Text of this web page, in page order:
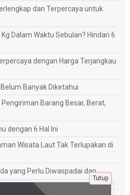
dan Terpercaya untuk
Dalam Waktu Sebulan? Hindari 6
dengan Harga Terjangkau
Banyak Diketahui
Barang Besar, Berat,
dengan 6 Hal Ini
Wisata Laut Tak Terlupakan di
yang Perlu Diwaspadai dan
Tutup